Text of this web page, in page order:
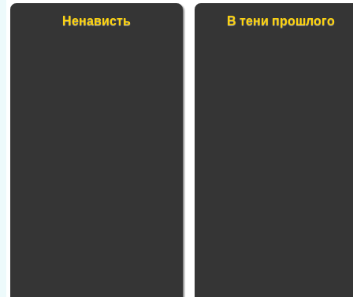
Ненависть В тени прошлого